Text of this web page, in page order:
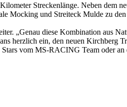
Streckenlänge. Neben dem
Mocking und Streiteck Mulde zu
„Genau diese Kombination aus
herzlich ein, den neuen Kirchberg
vom MS-RACING Team oder